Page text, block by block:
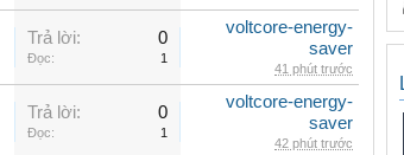
Trả lời: 0
Đọc: 1
voltcore-energy-
saver
41 phút trước
Trả lời: 0
Đọc: 1
voltcore-energy-
saver
42 phút trước